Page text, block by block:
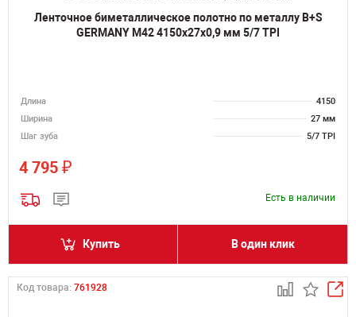
Ленточное биметаллическое полотно по металлу B+S
GERMANY M42 4150х27х0,9 мм 5/7 TPI
Длина
4150
Ширина
27 мм
Шаг зуба
5/7 TPI
4 795 ₽
Есть в наличии
Купить В один клик
Код товара: 761928